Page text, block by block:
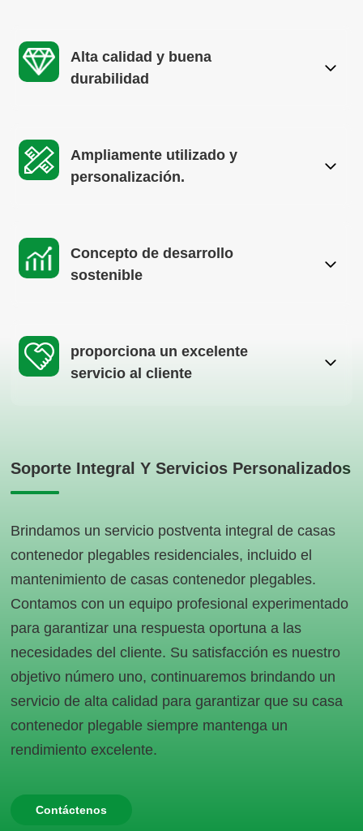
Alta calidad y buena
durabilidad
Ampliamente utilizado y
personalización.
Concepto de desarrollo
sostenible
proporciona un excelente
servicio al cliente
Soporte Integral Y Servicios Personalizados
Brindamos un servicio postventa integral de casas
contenedor plegables residenciales, incluido el
mantenimiento de casas contenedor plegables.
Contamos con un equipo profesional experimentado
para garantizar una respuesta oportuna a las
necesidades del cliente. Su satisfacción es nuestro
objetivo número uno, continuaremos brindando un
servicio de alta calidad para garantizar que su casa
contenedor plegable siempre mantenga un
rendimiento excelente.
Contáctenos